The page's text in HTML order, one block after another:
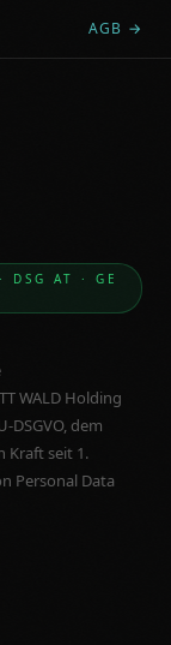
AGB →
DSG AT · GE
WALD Holding
DSGVO, dem
Kraft seit 1.
Personal Data